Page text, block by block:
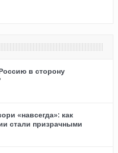
в сторону
«навсегда»: как
стали призрачными